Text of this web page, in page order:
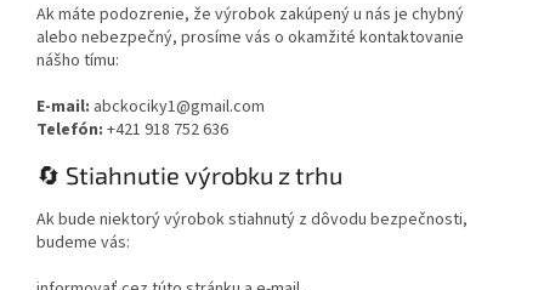
Ak máte podozrenie, že výrobok zakúpený u nás je chybný
alebo nebezpečný, prosíme vás o okamžité kontaktovanie
nášho tímu:
E-mail: abckociky1@gmail.com
Telefón: +421 918 752 636
🔄 Stiahnutie výrobku z trhu
Ak bude niektorý výrobok stiahnutý z dôvodu bezpečnosti,
budeme vás: